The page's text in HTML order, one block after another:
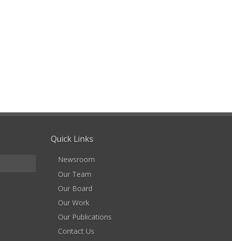
Quick Links
Newsroom
Our Team
Our Board
Our Work
Our Publications
Contact Us